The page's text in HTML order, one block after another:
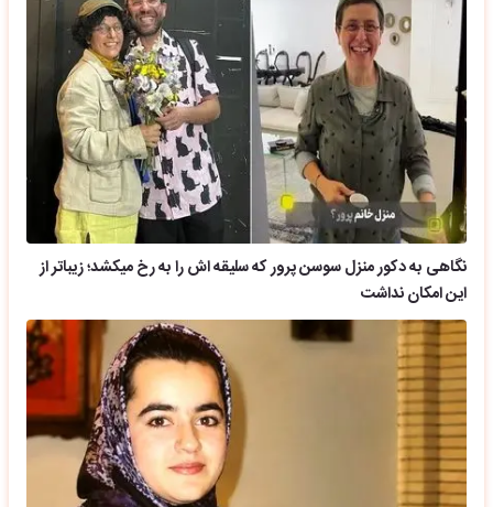
نگاهی به دکور منزل سوسن پرور که سلیقه اش را به رخ میکشد؛ زیباتر از
این امکان نداشت